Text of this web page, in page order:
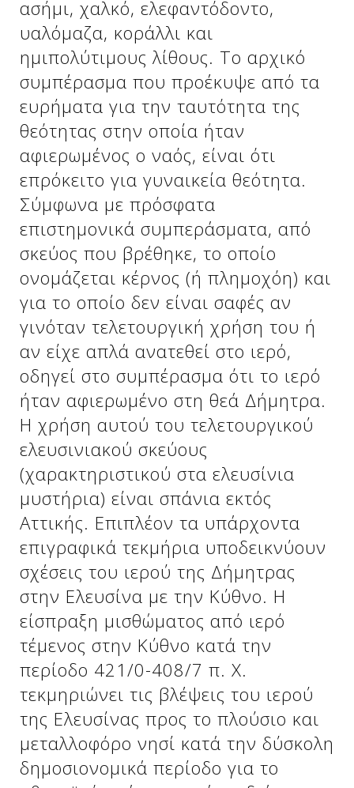
Δείτε μας:
ασήμι, χαλκό, ελεφαντόδοντο,
υαλόμαζα, κοράλλι και
ημιπολύτιμους λίθους. Το αρχικό
συμπέρασμα που προέκυψε από τα
ευρήματα για την ταυτότητα της
θεότητας στην οποία ήταν
αφιερωμένος ο ναός, είναι ότι
επρόκειτο για γυναικεία θεότητα.
Σύμφωνα με πρόσφατα
επιστημονικά συμπεράσματα, από
σκεύος που βρέθηκε, το οποίο
ονομάζεται κέρνος (ή πλημοχόη) και
για το οποίο δεν είναι σαφές αν
γινόταν τελετουργική χρήση του ή
αν είχε απλά ανατεθεί στο ιερό,
οδηγεί στο συμπέρασμα ότι το ιερό
ήταν αφιερωμένο στη θεά Δήμητρα.
Η χρήση αυτού του τελετουργικού
ελευσινιακού σκεύους
(χαρακτηριστικού στα ελευσίνια
μυστήρια) είναι σπάνια εκτός
Αττικής. Επιπλέον τα υπάρχοντα
επιγραφικά τεκμήρια υποδεικνύουν
σχέσεις του ιερού της Δήμητρας
στην Ελευσίνα με την Κύθνο. Η
είσπραξη μισθώματος από ιερό
τέμενος στην Κύθνο κατά την
περίοδο 421/0-408/7 π. Χ.
τεκμηριώνει τις βλέψεις του ιερού
της Ελευσίνας προς το πλούσιο και
μεταλλοφόρο νησί κατά την δύσκολη
δημοσιονομικά περίοδο για το